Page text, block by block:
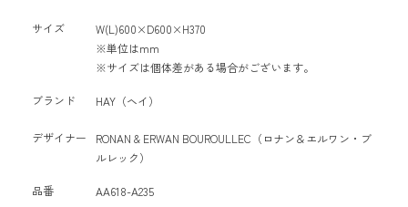
サイズ
W(L)600×D600×H370
※単位はmm
※サイズは個体差がある場合がございます。
ブランド HAY（ヘイ）
デザイナー
RONAN & ERWAN BOUROULLEC（ロナン＆エルワン・ブ
ルレック）
品番 AA618-A235